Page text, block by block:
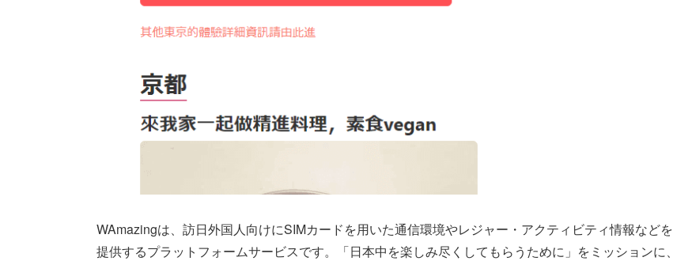
WAmazingは、訪日外国人向けにSIMカードを用いた通信環境やレジャー・アクティビティ情報などを
提供するプラットフォームサービスです。「日本中を楽しみ尽くしてもらうために」をミッションに、